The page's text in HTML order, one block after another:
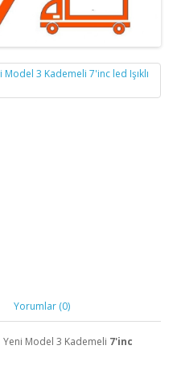
Yorumlar (0)
Yeni Model 3 Kademeli 7'inc